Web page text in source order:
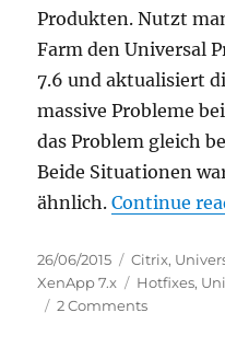
Produkten. Nutzt
Farm den Universal
7.6 und aktualisiert
massive Probleme
das Problem gleich
Beide Situationen
ähnlich.Continue
Posted
on
26/06/2015 Categories
Citrix,
XenApp 7.x
Tags
Hotfixes,
2 Commentson